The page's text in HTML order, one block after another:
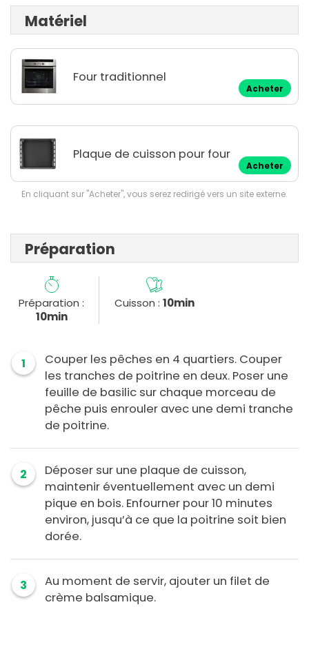
Matériel
Four traditionnel
Acheter
Plaque de cuisson pour four
Acheter
En cliquant sur "Acheter", vous serez redirigé vers un site externe.
Préparation
Préparation :
10min
Cuisson : 10min
1
Couper les pêches en 4 quartiers. Couper
les tranches de poitrine en deux. Poser une
feuille de basilic sur chaque morceau de
pêche puis enrouler avec une demi tranche
de poitrine.
2
Déposer sur une plaque de cuisson,
maintenir éventuellement avec un demi
pique en bois. Enfourner pour 10 minutes
environ, jusqu’à ce que la poitrine soit bien
dorée.
3
Au moment de servir, ajouter un filet de
crème balsamique.